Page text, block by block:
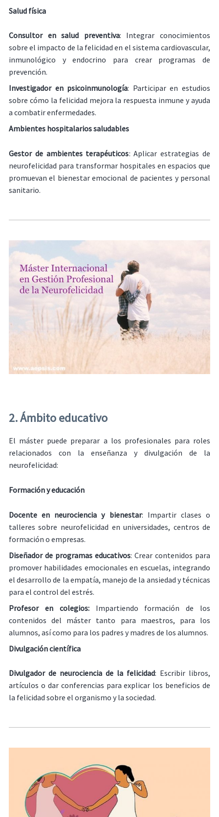
Salud física
Consultor en salud preventiva: Integrar conocimientos
sobre el impacto de la felicidad en el sistema cardiovascular,
inmunológico y endocrino para crear programas de
prevención.
Investigador en psicoinmunología: Participar en estudios
sobre cómo la felicidad mejora la respuesta inmune y ayuda
a combatir enfermedades.
Ambientes hospitalarios saludables
Gestor de ambientes terapéuticos: Aplicar estrategias de
neurofelicidad para transformar hospitales en espacios que
promuevan el bienestar emocional de pacientes y personal
sanitario.
2. Ámbito educativo
El máster puede preparar a los profesionales para roles
relacionados con la enseñanza y divulgación de la
neurofelicidad:
Formación y educación
Docente en neurociencia y bienestar: Impartir clases o
talleres sobre neurofelicidad en universidades, centros de
formación o empresas.
Diseñador de programas educativos: Crear contenidos para
promover habilidades emocionales en escuelas, integrando
el desarrollo de la empatía, manejo de la ansiedad y técnicas
para el control del estrés.
Profesor en colegios: Impartiendo formación de los
contenidos del máster tanto para maestros, para los
alumnos, así como para los padres y madres de los alumnos.
Divulgación científica
Divulgador de neurociencia de la felicidad: Escribir libros,
artículos o dar conferencias para explicar los beneficios de
la felicidad sobre el organismo y la sociedad.